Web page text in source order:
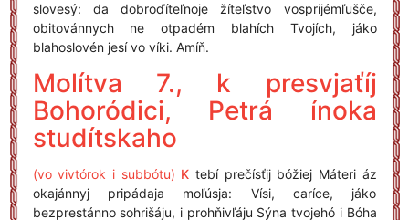
slovesý: da dobroďíteľnoje žíteľstvo vosprijémľušče,
obitovánnych ne otpadém blahích Tvojích, jáko
blahoslovén jesí vo víki. Amíň.
Molítva 7., k presvjaťíj
Bohoródici, Petrá ínoka
studítskaho
(vo vivtórok i subbótu) K tebí prečísťij bóžiej Máteri áz
okajánnyj pripádaja moľúsja: Vísi, caríce, jáko
bezprestánno sohrišáju, i prohňivľáju Sýna tvojehó i Bóha